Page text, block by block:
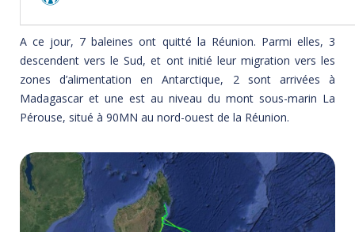
A ce jour, 7 baleines ont quitté la Réunion. Parmi elles, 3
descendent vers le Sud, et ont initié leur migration vers les
zones d’alimentation en Antarctique, 2 sont arrivées à
Madagascar et une est au niveau du mont sous-marin La
Pérouse, situé à 90MN au nord-ouest de la Réunion.